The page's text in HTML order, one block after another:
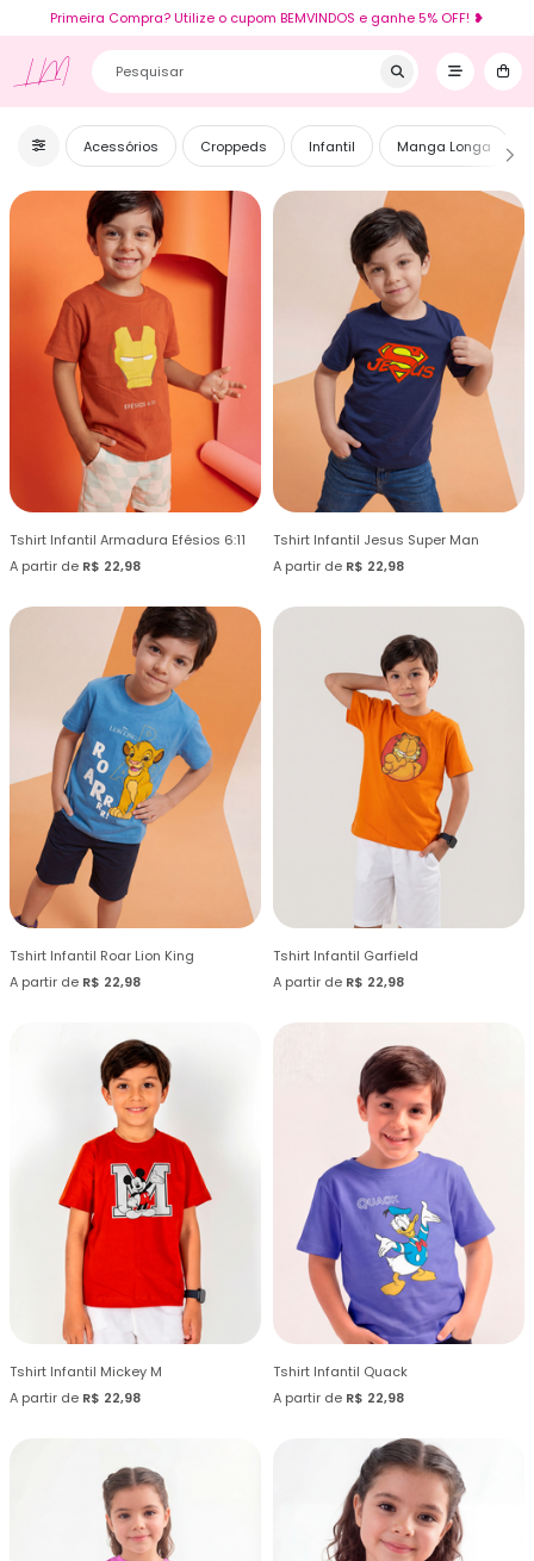
Primeira Compra? Utilize o cupom BEMVINDOS e ganhe 5% OFF! ❥
LM
Acessórios Croppeds Infantil Manga Longa
Tshirt Infantil Armadura Efésios 6:11
A partir de R$ 22,98
Tshirt Infantil Jesus Super Man
A partir de R$ 22,98
Tshirt Infantil Roar Lion King
A partir de R$ 22,98
Tshirt Infantil Garfield
A partir de R$ 22,98
Tshirt Infantil Mickey M
A partir de R$ 22,98
Tshirt Infantil Quack
A partir de R$ 22,98